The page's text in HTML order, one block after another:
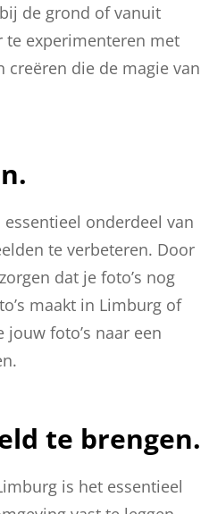
de grond of vanuit
te experimenteren met
die de magie van
essentieel onderdeel van
te verbeteren. Door
dat je foto’s nog
maakt in Limburg of
foto’s naar een
te brengen.
is het essentieel